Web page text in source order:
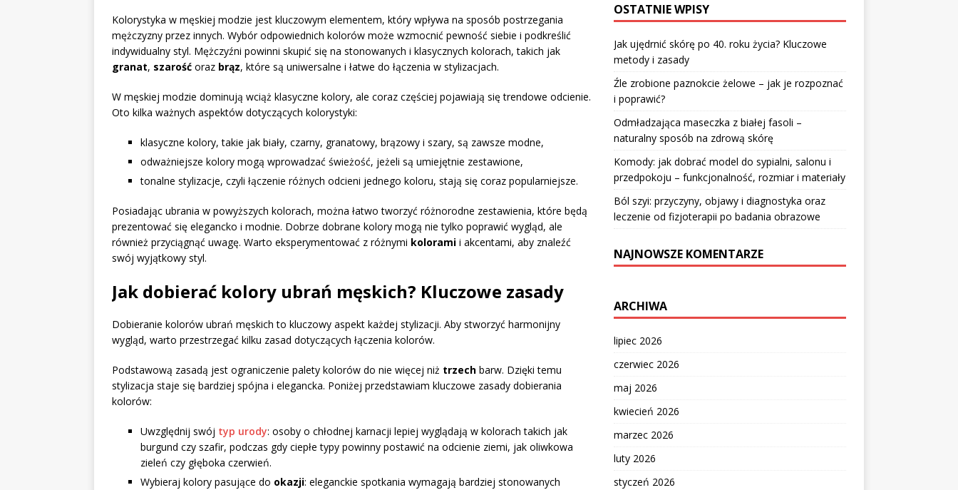
Kolorystyka w męskiej modzie jest kluczowym elementem, który wpływa na sposób postrzegania
mężczyzny przez innych. Wybór odpowiednich kolorów może wzmocnić pewność siebie i podkreślić
indywidualny styl. Mężczyźni powinni skupić się na stonowanych i klasycznych kolorach, takich jak
granat, szarość oraz brąz, które są uniwersalne i łatwe do łączenia w stylizacjach.
W męskiej modzie dominują wciąż klasyczne kolory, ale coraz częściej pojawiają się trendowe odcienie.
Oto kilka ważnych aspektów dotyczących kolorystyki:
klasyczne kolory, takie jak biały, czarny, granatowy, brązowy i szary, są zawsze modne,
odważniejsze kolory mogą wprowadzać świeżość, jeżeli są umiejętnie zestawione,
tonalne stylizacje, czyli łączenie różnych odcieni jednego koloru, stają się coraz popularniejsze.
Posiadając ubrania w powyższych kolorach, można łatwo tworzyć różnorodne zestawienia, które będą
prezentować się elegancko i modnie. Dobrze dobrane kolory mogą nie tylko poprawić wygląd, ale
również przyciągnąć uwagę. Warto eksperymentować z różnymi kolorami i akcentami, aby znaleźć
swój wyjątkowy styl.
Jak dobierać kolory ubrań męskich? Kluczowe zasady
Dobieranie kolorów ubrań męskich to kluczowy aspekt każdej stylizacji. Aby stworzyć harmonijny
wygląd, warto przestrzegać kilku zasad dotyczących łączenia kolorów.
Podstawową zasadą jest ograniczenie palety kolorów do nie więcej niż trzech barw. Dzięki temu
stylizacja staje się bardziej spójna i elegancka. Poniżej przedstawiam kluczowe zasady dobierania
kolorów:
Uwzględnij swój typ urody: osoby o chłodnej karnacji lepiej wyglądają w kolorach takich jak
burgund czy szafir, podczas gdy ciepłe typy powinny postawić na odcienie ziemi, jak oliwkowa
zieleń czy głęboka czerwień.
Wybieraj kolory pasujące do okazji: eleganckie spotkania wymagają bardziej stonowanych
OSTATNIE WPISY
Jak ujędrnić skórę po 40. roku życia? Kluczowe
metody i zasady
Źle zrobione paznokcie żelowe – jak je rozpoznać
i poprawić?
Odmładzająca maseczka z białej fasoli –
naturalny sposób na zdrową skórę
Komody: jak dobrać model do sypialni, salonu i
przedpokoju – funkcjonalność, rozmiar i materiały
Ból szyi: przyczyny, objawy i diagnostyka oraz
leczenie od fizjoterapii po badania obrazowe
NAJNOWSZE KOMENTARZE
ARCHIWA
lipiec 2026
czerwiec 2026
maj 2026
kwiecień 2026
marzec 2026
luty 2026
styczeń 2026